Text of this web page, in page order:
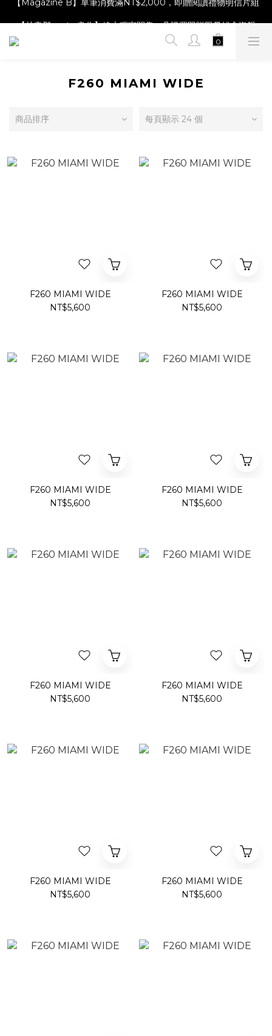
【林青那 carta 畫作】線上獨家開售，凡購買即贈限量紀念海報
【夏日降溫🧊對策單品】系列商品滿額現折 NT$300！
F260 MIAMI WIDE
商品排序 每頁顯示 24 個
F260 MIAMI WIDE
NT$5,600
F260 MIAMI WIDE
NT$5,600
F260 MIAMI WIDE
NT$5,600
F260 MIAMI WIDE
NT$5,600
F260 MIAMI WIDE
NT$5,600
F260 MIAMI WIDE
NT$5,600
F260 MIAMI WIDE
NT$5,600
F260 MIAMI WIDE
NT$5,600